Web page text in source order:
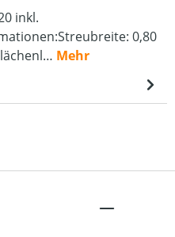
inkl.
0,80
Mehr